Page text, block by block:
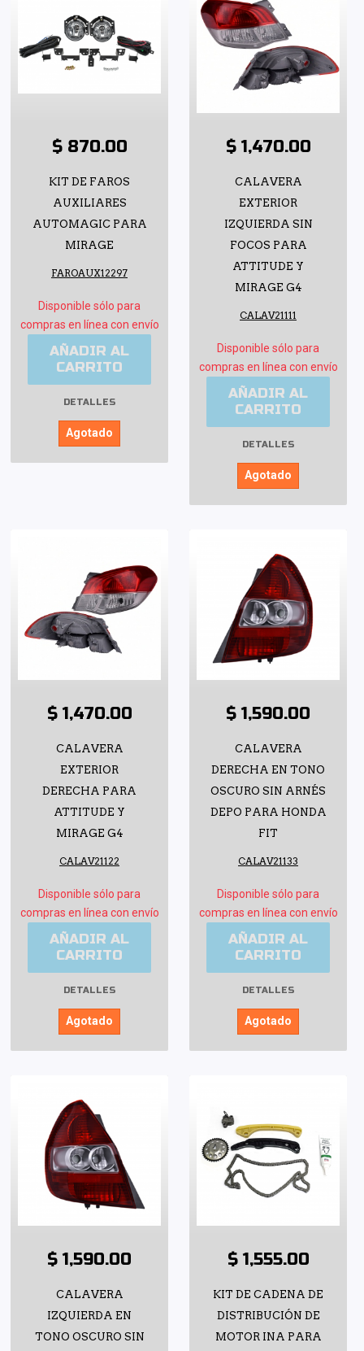
$ 870.00
KIT DE FAROS
AUXILIARES
AUTOMAGIC PARA
MIRAGE
FAROAUX12297
Disponible sólo para
compras en línea con envío
AÑADIR AL
CARRITO
DETALLES
Agotado
$ 1,470.00
CALAVERA
EXTERIOR
IZQUIERDA SIN
FOCOS PARA
ATTITUDE Y
MIRAGE G4
CALAV21111
Disponible sólo para
compras en línea con envío
AÑADIR AL
CARRITO
DETALLES
Agotado
$ 1,470.00
CALAVERA
EXTERIOR
DERECHA PARA
ATTITUDE Y
MIRAGE G4
CALAV21122
Disponible sólo para
compras en línea con envío
AÑADIR AL
CARRITO
DETALLES
Agotado
$ 1,590.00
CALAVERA
DERECHA EN TONO
OSCURO SIN ARNÉS
DEPO PARA HONDA
FIT
CALAV21133
Disponible sólo para
compras en línea con envío
AÑADIR AL
CARRITO
DETALLES
Agotado
$ 1,590.00
CALAVERA
IZQUIERDA EN
TONO OSCURO SIN
$ 1,555.00
KIT DE CADENA DE
DISTRIBUCIÓN DE
MOTOR INA PARA